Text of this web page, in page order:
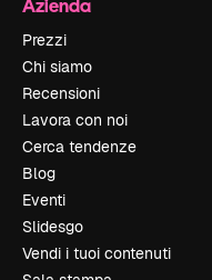
Azienda
Prezzi
Chi siamo
Recensioni
Lavora con noi
Cerca tendenze
Blog
Eventi
Slidesgo
Vendi i tuoi contenuti